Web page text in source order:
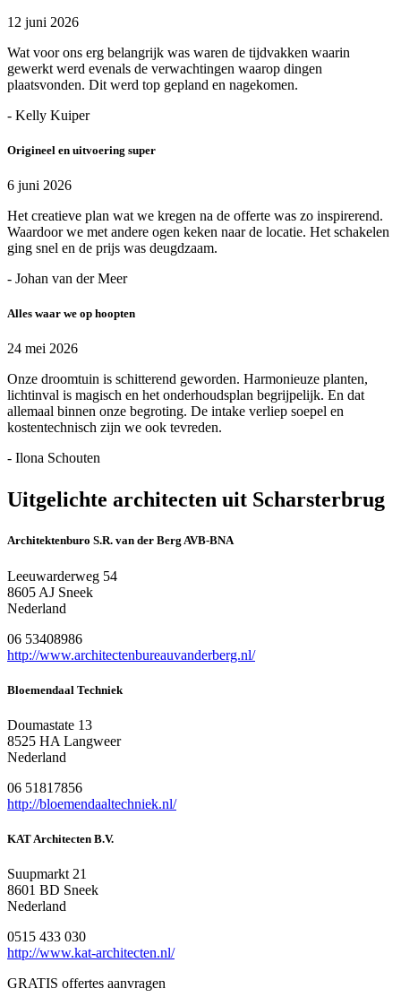
12 juni 2026
Wat voor ons erg belangrijk was waren de tijdvakken waarin
gewerkt werd evenals de verwachtingen waarop dingen
plaatsvonden. Dit werd top gepland en nagekomen.
- Kelly Kuiper
Origineel en uitvoering super
6 juni 2026
Het creatieve plan wat we kregen na de offerte was zo inspirerend.
Waardoor we met andere ogen keken naar de locatie. Het schakelen
ging snel en de prijs was deugdzaam.
- Johan van der Meer
Alles waar we op hoopten
24 mei 2026
Onze droomtuin is schitterend geworden. Harmonieuze planten,
lichtinval is magisch en het onderhoudsplan begrijpelijk. En dat
allemaal binnen onze begroting. De intake verliep soepel en
kostentechnisch zijn we ook tevreden.
- Ilona Schouten
Uitgelichte architecten uit Scharsterbrug
Architektenburo S.R. van der Berg AVB-BNA
Leeuwarderweg 54
8605 AJ Sneek
Nederland
06 53408986
http://www.architectenbureauvanderberg.nl/
Bloemendaal Techniek
Doumastate 13
8525 HA Langweer
Nederland
06 51817856
http://bloemendaaltechniek.nl/
KAT Architecten B.V.
Suupmarkt 21
8601 BD Sneek
Nederland
0515 433 030
http://www.kat-architecten.nl/
GRATIS offertes aanvragen